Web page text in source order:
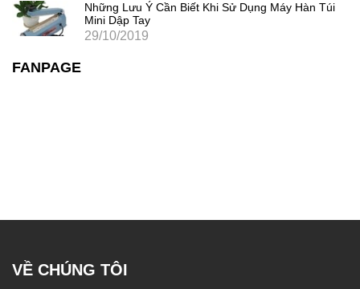
Những Lưu Ý Cần Biết Khi Sử Dụng Máy Hàn Túi
Mini Dập Tay
29/10/2019
FANPAGE
VỀ CHÚNG TÔI